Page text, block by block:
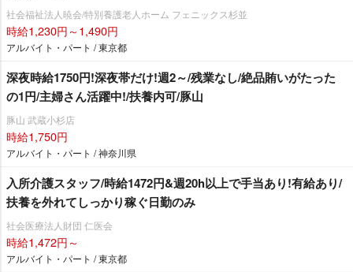
社会福祉法人暁会/特別養護老人ホーム フェニックス杉並
時給1,230円～1,490円
アルバイト・パート / 東京都
深夜時給1750円!深夜帯だけ!週2～/残業なし/絶品賄いがたった
の1円/主婦さん活躍中!/扶養内可/豚山
豚山 武蔵小杉店
時給1,750円
アルバイト・パート / 神奈川県
入所介護スタッフ/時給1472円&週20h以上で手当あり!有給あり/
扶養を外れてしっかり稼ぐ日勤のみ
社会医療法人財団 仁医会
時給1,472円～
アルバイト・パート / 東京都